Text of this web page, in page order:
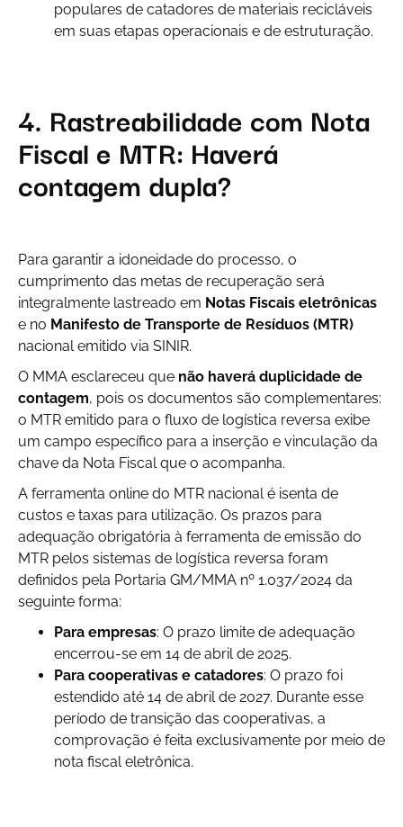
populares de catadores de materiais recicláveis
em suas etapas operacionais e de estruturação.
4. Rastreabilidade com Nota
Fiscal e MTR: Haverá
contagem dupla?
Para garantir a idoneidade do processo, o
cumprimento das metas de recuperação será
integralmente lastreado em Notas Fiscais eletrônicas
e no Manifesto de Transporte de Resíduos (MTR)
nacional emitido via SINIR.
O MMA esclareceu que não haverá duplicidade de
contagem, pois os documentos são complementares:
o MTR emitido para o fluxo de logística reversa exibe
um campo específico para a inserção e vinculação da
chave da Nota Fiscal que o acompanha.
A ferramenta online do MTR nacional é isenta de
custos e taxas para utilização. Os prazos para
adequação obrigatória à ferramenta de emissão do
MTR pelos sistemas de logística reversa foram
definidos pela Portaria GM/MMA nº 1.037/2024 da
seguinte forma:
Para empresas: O prazo limite de adequação
encerrou-se em 14 de abril de 2025.
Para cooperativas e catadores: O prazo foi
estendido até 14 de abril de 2027. Durante esse
período de transição das cooperativas, a
comprovação é feita exclusivamente por meio de
nota fiscal eletrônica.